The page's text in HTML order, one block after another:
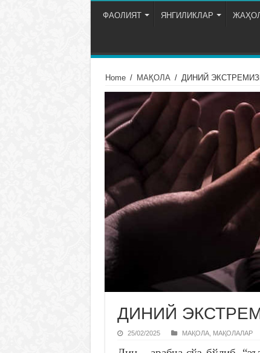
ФАОЛИЯТ ЯНГИЛИКЛАР
Home / МАҚОЛА / ДИНИЙ
ДИНИЙ
25/02/2025 МАҚОЛА, МАҚОЛАЛАР